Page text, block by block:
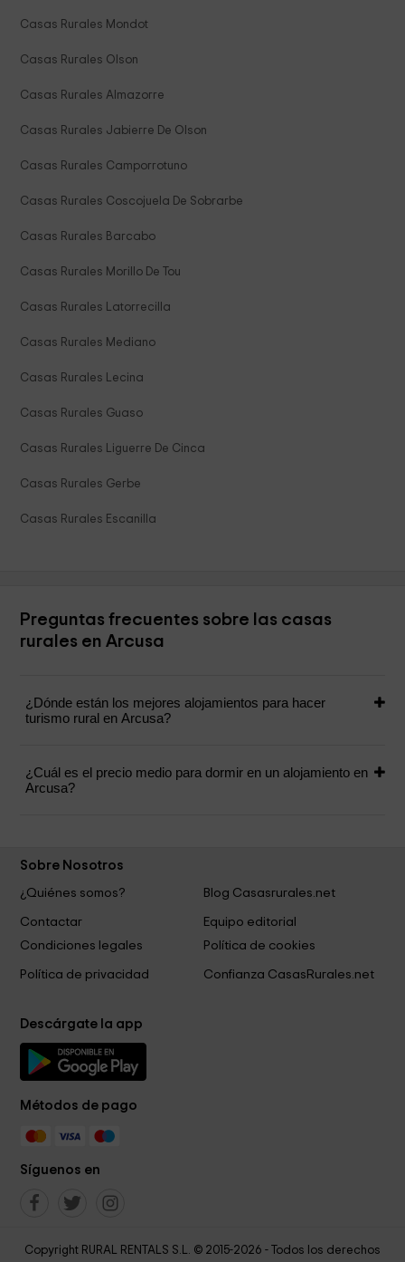
Casas Rurales Mondot
Casas Rurales Olson
Casas Rurales Almazorre
Casas Rurales Jabierre De Olson
Casas Rurales Camporrotuno
Casas Rurales Coscojuela De Sobrarbe
Casas Rurales Barcabo
Casas Rurales Morillo De Tou
Casas Rurales Latorrecilla
Casas Rurales Mediano
Casas Rurales Lecina
Casas Rurales Guaso
Casas Rurales Liguerre De Cinca
Casas Rurales Gerbe
Casas Rurales Escanilla
Preguntas frecuentes sobre las casas
rurales en Arcusa
¿Dónde están los mejores alojamientos para hacer
turismo rural en Arcusa?
¿Cuál es el precio medio para dormir en un alojamiento en
Arcusa?
Sobre Nosotros
¿Quiénes somos?
Blog Casasrurales.net
Contactar
Equipo editorial
Condiciones legales
Política de cookies
Política de privacidad Confianza CasasRurales.net
Descárgate la app
Métodos de pago
Síguenos en
Copyright RURAL RENTALS S.L. © 2015-2026 - Todos los derechos